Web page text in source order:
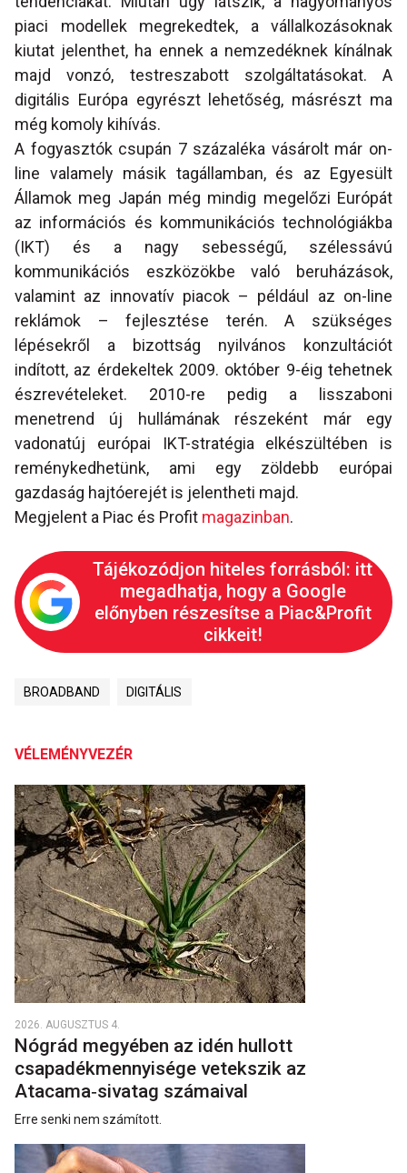
piaci modellek megrekedtek, a vállalkozásoknak
kiutat jelenthet, ha ennek a nemzedéknek kínálnak
majd vonzó, testreszabott szolgáltatásokat. A
digitális Európa egyrészt lehetőség, másrészt ma
még komoly kihívás.
A fogyasztók csupán 7 százaléka vásárolt már on-
line valamely másik tagállamban, és az Egyesült
Államok meg Japán még mindig megelőzi Európát
az információs és kommunikációs technológiákba
(IKT) és a nagy sebességű, szélessávú
kommunikációs eszközökbe való beruházások,
valamint az innovatív piacok – például az on-line
reklámok – fejlesztése terén. A szükséges
lépésekről a bizottság nyilvános konzultációt
indított, az érdekeltek 2009. október 9-éig tehetnek
észrevételeket. 2010-re pedig a lisszaboni
menetrend új hullámának részeként már egy
vadonatúj európai IKT-stratégia elkészültében is
reménykedhetünk, ami egy zöldebb európai
gazdaság hajtóerejét is jelentheti majd.
Megjelent a Piac és Profit magazinban.
Tájékozódjon hiteles forrásból: itt
megadhatja, hogy a Google
előnyben részesítse a Piac&Profit
cikkeit!
BROADBAND DIGITÁLIS
VÉLEMÉNYVEZÉR
2026. AUGUSZTUS 4.
Nógrád megyében az idén hullott
csapadékmennyisége vetekszik az
Atacama‑sivatag számaival
Erre senki nem számított.